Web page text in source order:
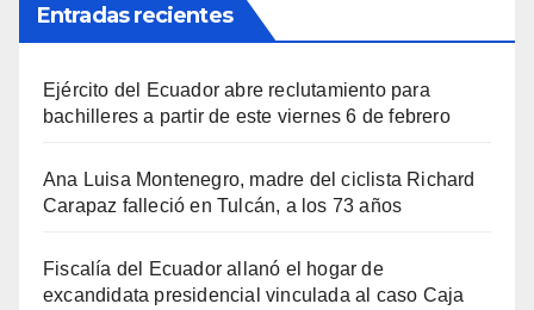
Entradas recientes
Ejército del Ecuador abre reclutamiento para
bachilleres a partir de este viernes 6 de febrero
Ana Luisa Montenegro, madre del ciclista Richard
Carapaz falleció en Tulcán, a los 73 años
Fiscalía del Ecuador allanó el hogar de
excandidata presidencial vinculada al caso Caja